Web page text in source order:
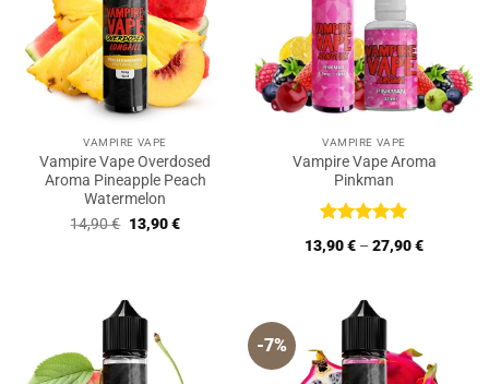
VAMPIRE VAPE
Vampire Vape Overdosed
Aroma Pineapple Peach
Watermelon
14,90€ Ursprünglicher
Preis
13,90€Aktueller
VAMPIRE VAPE
Vampire Vape Aroma
Pinkman
Bewertet
mit5
von
13,90€ – 27,90€
-7%